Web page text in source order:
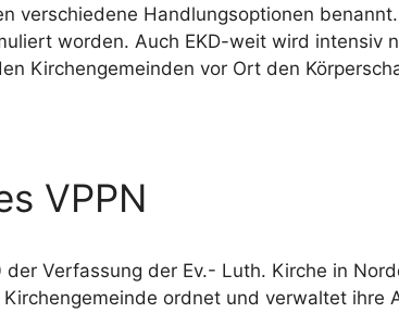
verschiedene Handlungsoptionen
worden. Auch EKD-weit wird intensiv
Kirchengemeinden vor Ort den
VPPN
Verfassung der Ev.- Luth. Kirche in
ordnet und verwaltet ihre